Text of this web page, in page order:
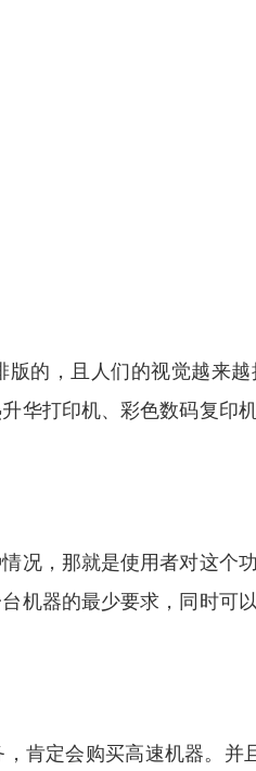
的，且人们的视觉越来
华打印机、彩色数码复印
况，那就是使用者对这个
机器的最少要求，同时可
肯定会购买高速机器。